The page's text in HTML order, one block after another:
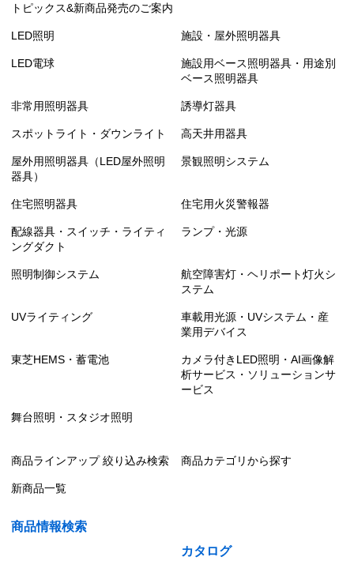
トピックス&新商品発売のご案内
LED照明 施設・屋外照明器具
LED電球
施設用ベース照明器具・用途別
ベース照明器具
非常用照明器具 誘導灯器具
スポットライト・ダウンライト 高天井用器具
屋外用照明器具（LED屋外照明
器具）
景観照明システム
住宅照明器具 住宅用火災警報器
配線器具・スイッチ・ライティ
ングダクト
ランプ・光源
照明制御システム
航空障害灯・ヘリポート灯火シ
ステム
UVライティング
車載用光源・UVシステム・産
業用デバイス
東芝HEMS・蓄電池
カメラ付きLED照明・AI画像解
析サービス・ソリューションサ
ービス
舞台照明・スタジオ照明
商品ラインアップ 絞り込み検索 商品カテゴリから探す
新商品一覧
商品情報検索
カタログ